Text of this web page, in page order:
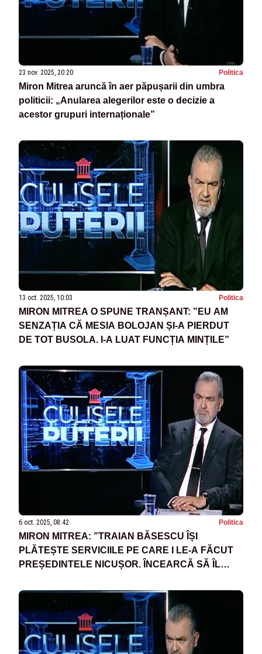
23 nov. 2025, 20:20 Politica
Miron Mitrea aruncă în aer păpușarii din umbra
politicii: „Anularea alegerilor este o decizie a
acestor grupuri internaționale”
13 oct. 2025, 10:03 Politica
MIRON MITREA O SPUNE TRANȘANT: ”EU AM
SENZAȚIA CĂ MESIA BOLOJAN ȘI-A PIERDUT
DE TOT BUSOLA. I-A LUAT FUNCȚIA MINȚILE”
6 oct. 2025, 08:42 Politica
MIRON MITREA: ”TRAIAN BĂSESCU ÎȘI
PLĂTEȘTE SERVICIILE PE CARE I LE-A FĂCUT
PREȘEDINTELE NICUȘOR. ÎNCEARCĂ SĂ ÎL